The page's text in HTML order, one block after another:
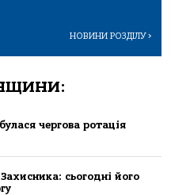
НОВИНИ РОЗДІЛУ>
чергова ротація
сьогодні його